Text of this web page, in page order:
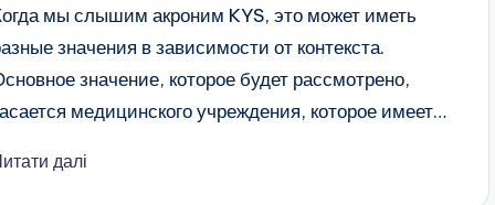
мы слышим акроним KYS, это может иметь
значения в зависимости от контекста.
значение, которое будет рассмотрено,
медицинского учреждения, которое имеет…
далі